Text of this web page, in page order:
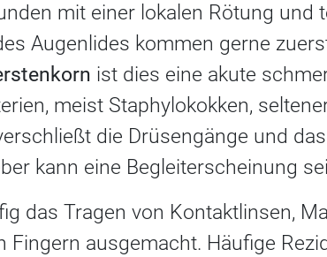
mit einer lokalen Rötung und
Augenlides kommen gerne
ist dies eine akute
meist Staphylokokken,
die Drüsengänge und
kann eine Begleiterscheinung
das Tragen von Kontaktlinsen,
Fingern ausgemacht. Häufige